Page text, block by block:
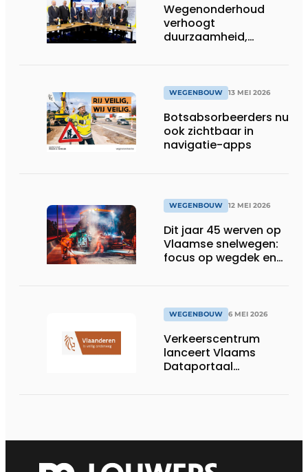
Wegenonderhoud
verhoogt
duurzaamheid,
WEGENBOUW 13 MEI 2026
Botsabsorbeerders nu
ook zichtbaar in
navigatie-apps
WEGENBOUW 12 MEI 2026
Dit jaar 45 werven op
Vlaamse snelwegen:
focus op wegdek en
WEGENBOUW 6 MEI 2026
Verkeerscentrum
lanceert Vlaams
Dataportaal